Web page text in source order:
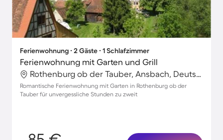
Ferienwohnung ∙ 2 Gäste ∙ 1 Schlafzimmer
Ferienwohnung mit Garten und Grill
Rothenburg ob der Tauber, Ansbach, Deutschland
Romantische Ferienwohnung mit Garten in Rothenburg ob der
Tauber für unvergessliche Stunden zu zweit